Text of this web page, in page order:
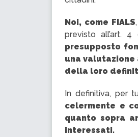
Noi, come FIALS
previsto all’art.
presupposto
una
della loro
In definitiva, per
celermente e
quanto sopra
interessati.